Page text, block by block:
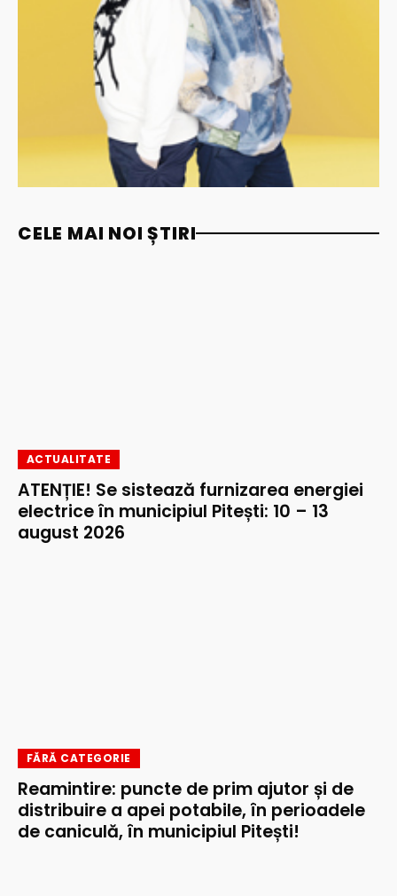
CELE MAI NOI ȘTIRI
ACTUALITATE
ATENȚIE! Se sistează furnizarea energiei
electrice în municipiul Pitești: 10 – 13
august 2026
FĂRĂ CATEGORIE
Reamintire: puncte de prim ajutor și de
distribuire a apei potabile, în perioadele
de caniculă, în municipiul Pitești!